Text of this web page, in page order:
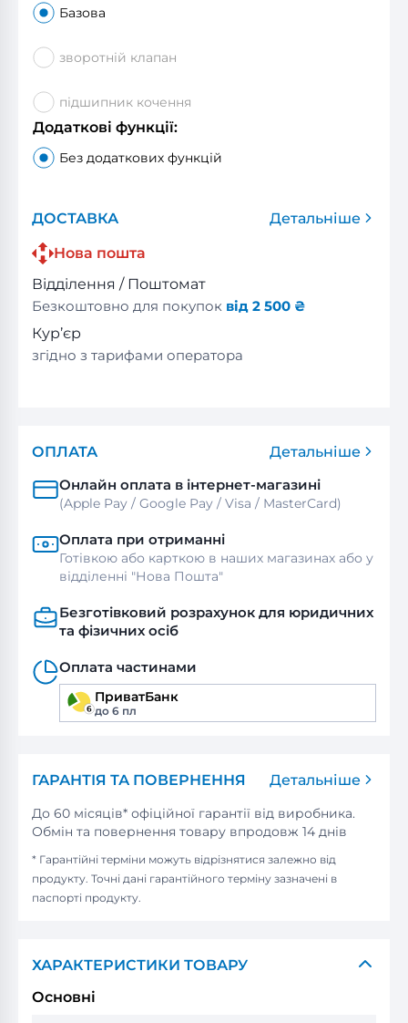
Базова
зворотній клапан
підшипник кочення
Додаткові функції:
Без додаткових функцій
ДОСТАВКА
Детальніше
Нова пошта
Відділення / Поштомат
Безкоштовно для покупок від 2 500 ₴
Кур’єр
згідно з тарифами оператора
ОПЛАТА
Детальніше
Онлайн оплата в інтернет-магазині
(Apple Pay / Google Pay / Visa / MasterСard)
Оплата при отриманні
Готівкою або карткою в наших магазинах або у
відділенні "Нова Пошта"
Безготівковий розрахунок для юридичних
та фізичних осіб
Оплата частинами
ПриватБанк
до 6 пл
ГАРАНТІЯ ТА ПОВЕРНЕННЯ Детальніше
До 60 місяців* офіційної гарантії від виробника.
Обмін та повернення товару впродовж 14 днів
* Гарантійні терміни можуть відрізнятися залежно від
продукту. Точні дані гарантійного терміну зазначені в
паспорті продукту.
ХАРАКТЕРИСТИКИ ТОВАРУ
Основні